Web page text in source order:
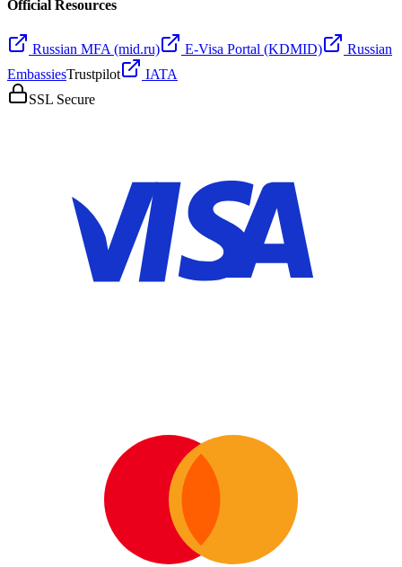
Official Resources
Russian MFA (mid.ru) E-Visa Portal (KDMID)
Russian
EmbassiesTrustpilot
IATA
SSL Secure